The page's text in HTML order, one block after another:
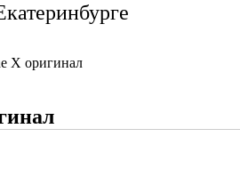
X оригинал